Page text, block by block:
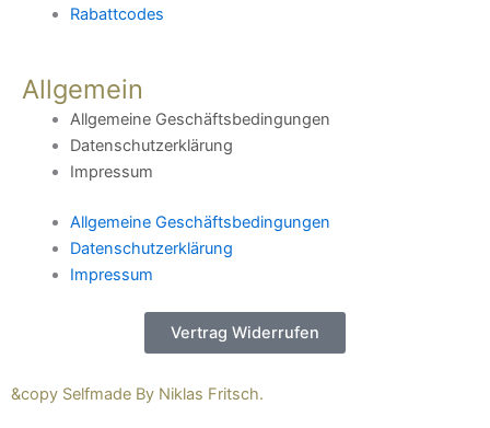
Rabattcodes
Allgemein
Allgemeine Geschäftsbedingungen
Datenschutzerklärung
Impressum
Allgemeine Geschäftsbedingungen
Datenschutzerklärung
Impressum
Vertrag Widerrufen
&copy Selfmade By Niklas Fritsch.